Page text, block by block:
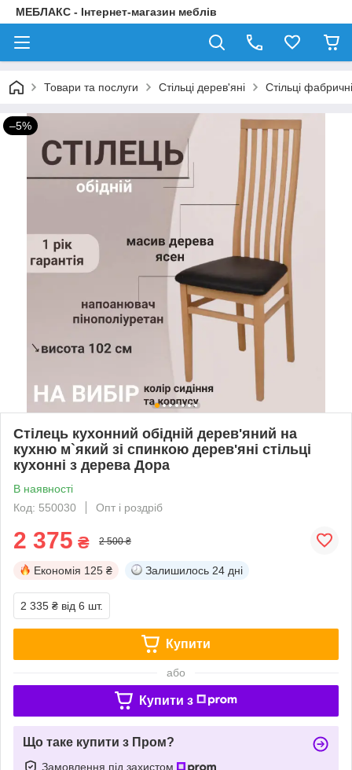
МЕБЛАКС - Інтернет-магазин меблів
Товари та послуги Стільці дерев'яні Стільці
–5%
Стілець кухонний обідній дерев'яний на
кухню м`який зі спинкою дерев'яні стільці
кухонні з дерева Дора
В наявності
Код: 550030
Опт і роздріб
2 375 ₴ 2 500 ₴
Економія 125 ₴ Залишилось 24 дні
2 335 ₴ від 6 шт.
Купити
або
Купити з
Що таке купити з Пром?
Замовлення під захистом